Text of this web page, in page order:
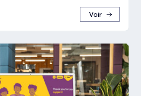
Voir